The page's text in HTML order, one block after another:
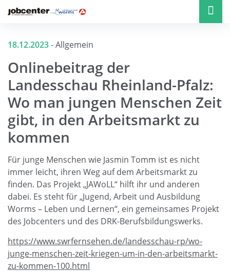
18.12.2023-Allgemein
Onlinebeitrag der
Landesschau Rheinland-Pfalz:
Wo man jungen Menschen Zeit
gibt, in den Arbeitsmarkt zu
kommen
Für junge Menschen wie Jasmin Tomm ist es nicht
immer leicht, ihren Weg auf dem Arbeitsmarkt zu
finden. Das Projekt „JAWoLL“ hilft ihr und anderen
dabei. Es steht für „Jugend, Arbeit und Ausbildung
Worms – Leben und Lernen“, ein gemeinsames Projekt
des Jobcenters und des DRK-Berufsbildungswerks.
https://www.swrfernsehen.de/landesschau-rp/wo-
junge-menschen-zeit-kriegen-um-in-den-arbeitsmarkt-
zu-kommen-100.html